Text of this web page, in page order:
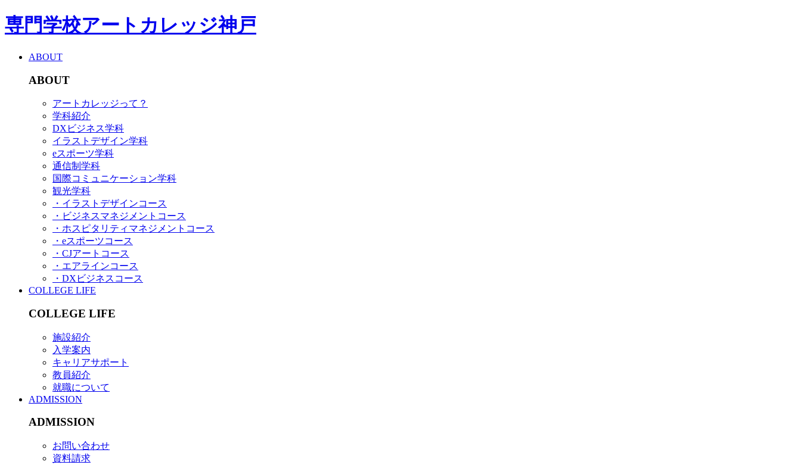
専門学校アートカレッジ神戸
ABOUT
ABOUT
アートカレッジって？
学科紹介
DXビジネス学科
イラストデザイン学科
eスポーツ学科
通信制学科
国際コミュニケーション学科
観光学科
・イラストデザインコース
・ビジネスマネジメントコース
・ホスピタリティマネジメントコース
・eスポーツコース
・CJアートコース
・エアラインコース
・DXビジネスコース
COLLEGE LIFE
COLLEGE LIFE
施設紹介
入学案内
キャリアサポート
教員紹介
就職について
ADMISSION
ADMISSION
お問い合わせ
資料請求